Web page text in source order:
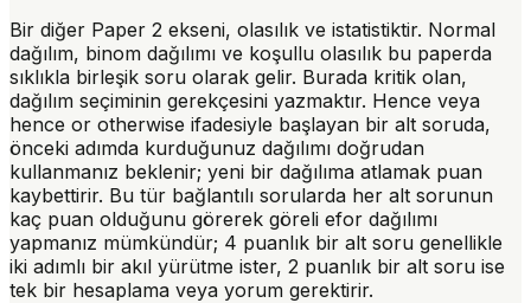
Bir diğer Paper 2 ekseni, olasılık ve istatistiktir. Normal
dağılım, binom dağılımı ve koşullu olasılık bu paperda
sıklıkla birleşik soru olarak gelir. Burada kritik olan,
dağılım seçiminin gerekçesini yazmaktır. Hence veya
hence or otherwise ifadesiyle başlayan bir alt soruda,
önceki adımda kurduğunuz dağılımı doğrudan
kullanmanız beklenir; yeni bir dağılıma atlamak puan
kaybettirir. Bu tür bağlantılı sorularda her alt sorunun
kaç puan olduğunu görerek göreli efor dağılımı
yapmanız mümkündür; 4 puanlık bir alt soru genellikle
iki adımlı bir akıl yürütme ister, 2 puanlık bir alt soru ise
tek bir hesaplama veya yorum gerektirir.